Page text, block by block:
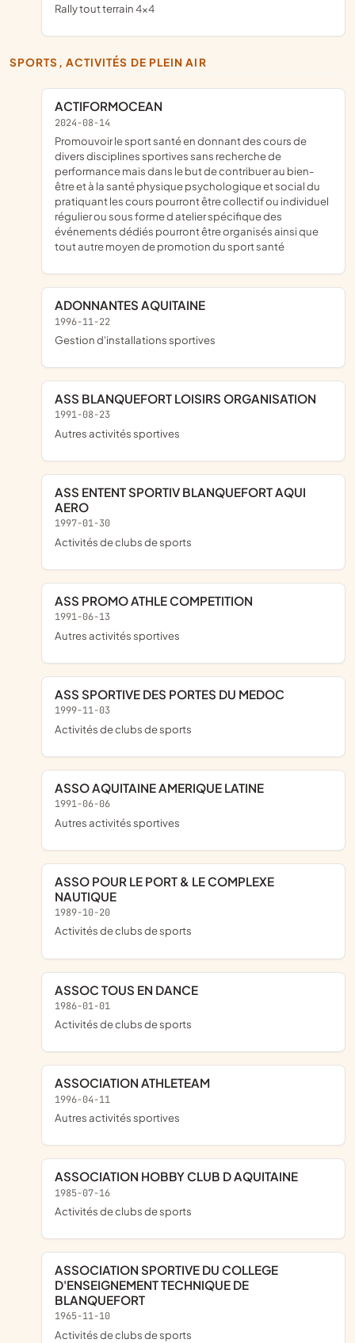
rally tout terrain 4x4
SPORTS, ACTIVITÉS DE PLEIN AIR
ACTIFORMOCEAN
2024-08-14
promouvoir le sport santé en donnant des cours de
divers disciplines sportives sans recherche de
performance mais dans le but de contribuer au bien-
être et à la santé physique psychologique et social du
pratiquant les cours pourront être collectif ou individuel
régulier ou sous forme d atelier spécifique des
événements dédiés pourront être organisés ainsi que
tout autre moyen de promotion du sport santé
ADONNANTES AQUITAINE
1996-11-22
Gestion d'installations sportives
ASS BLANQUEFORT LOISIRS ORGANISATION
1991-08-23
Autres activités sportives
ASS ENTENT SPORTIV BLANQUEFORT AQUI
AERO
1997-01-30
Activités de clubs de sports
ASS PROMO ATHLE COMPETITION
1991-06-13
Autres activités sportives
ASS SPORTIVE DES PORTES DU MEDOC
1999-11-03
Activités de clubs de sports
ASSO AQUITAINE AMERIQUE LATINE
1991-06-06
Autres activités sportives
ASSO POUR LE PORT & LE COMPLEXE
NAUTIQUE
1989-10-20
Activités de clubs de sports
ASSOC TOUS EN DANCE
1986-01-01
Activités de clubs de sports
ASSOCIATION ATHLETEAM
1996-04-11
Autres activités sportives
ASSOCIATION HOBBY CLUB D AQUITAINE
1985-07-16
Activités de clubs de sports
ASSOCIATION SPORTIVE DU COLLEGE
D'ENSEIGNEMENT TECHNIQUE DE
BLANQUEFORT
1965-11-10
Activités de clubs de sports